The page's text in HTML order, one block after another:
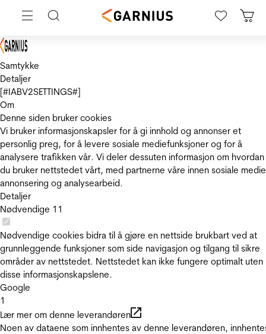
Samtykke
Detaljer
[#IABV2SETTINGS#]
Om
Denne siden bruker cookies
Vi bruker informasjonskapsler for å gi innhold og annonser et
personlig preg, for å levere sosiale mediefunksjoner og for å
analysere trafikken vår. Vi deler dessuten informasjon om hvordan
du bruker nettstedet vårt, med partnerne våre innen sosiale
annonsering og analysearbeid.
Detaljer
Nødvendige 11
Nødvendige cookies bidra til å gjøre en nettside brukbart ved at
grunnleggende funksjoner som side navigasjon og tilgang til sikre
områder av nettstedet. Nettstedet kan ikke fungere optimalt uten
disse informasjonskapslene.
Google
1
Lær mer om denne leverandøren
Noen av dataene som innhentes av denne leverandøren,